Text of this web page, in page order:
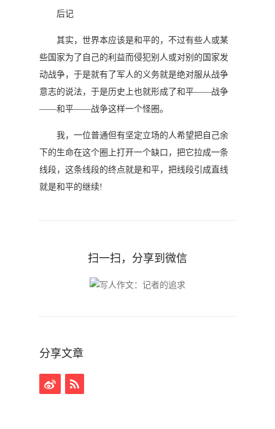
后记
其实，世界本应该是和平的，不过有些人或某
些国家为了自己的利益而侵犯别人或对别的国家发
动战争，于是就有了军人的义务就是绝对服从战争
意志的说法，于是历史上也就形成了和平――战争
――和平――战争这样一个怪圈。
我，一位普通但有坚定立场的人希望把自己余
下的生命在这个圈上打开一个缺口，把它拉成一条
线段，这条线段的终点就是和平，把线段引成直线
就是和平的继续!
扫一扫，分享到微信
分享文章